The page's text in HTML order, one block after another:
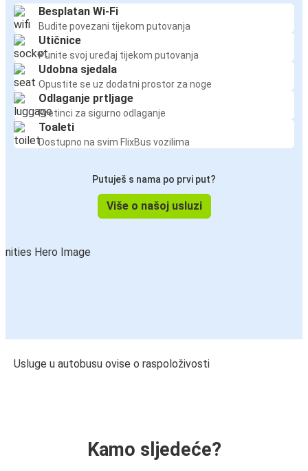
Besplatan Wi-Fi
Budite povezani tijekom putovanja
Utičnice
Punite svoj uređaj tijekom putovanja
Udobna sjedala
Opustite se uz dodatni prostor za noge
Odlaganje prtljage
Pretinci za sigurno odlaganje
Toaleti
Dostupno na svim FlixBus vozilima
Putuješ s nama po prvi put?
Više o našoj usluzi
Usluge u autobusu ovise o raspoloživosti
Kamo sljedeće?